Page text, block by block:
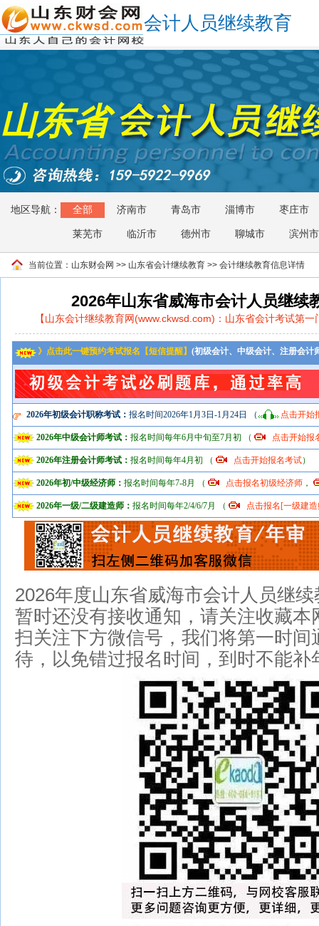
会计人员继续教育
山东省
地区导航： 全部 济南市 青岛市 淄博市 枣庄市
莱芜市 临沂市 德州市 聊城市 滨州市
当前位置： 山东财会网 >> 山东省会计继续教育 >> 会计继续教育信息详情
2026年山东省威海市会计人员继续
【山东会计继续教育网(www.ckwsd.com)：山东省会计考试第一
》点击此一键预约考试报名【短信提醒】(初级会计、中级会计、注册会
2026年初级会计职称考试：报名时间2026年1月3日-1月24日 （ 点击开始
2026年中级会计师考试：报名时间每年6月中旬至7月初 （ 点击开始报
2026年注册会计师考试：报名时间每年4月初 （ 点击开始报名考试）
2026年初/中级经济师：报名时间每年7-8月 （ 点击报名初级经济师 ，
2026年一级/二级建造师：报名时间每年2/4/6/7月 （ 点击报名[一级建
2026年度山东省威海市会计人员继
暂时还没有接收通知，请关注收藏本
扫关注下方微信号，我们将第一时间
待，以免错过报名时间，到时不能补